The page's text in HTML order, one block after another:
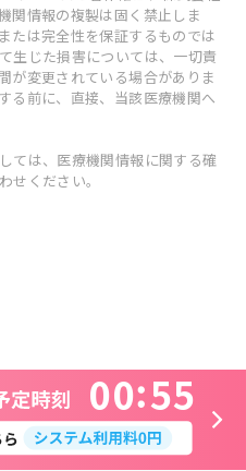
関情報の複製は固く禁止しま
たは完全性を保証するものでは
生じた損害については、一切責
が変更されている場合がありま
る前に、直接、当該医療機関へ
ては、医療機関情報に関する確
せください。
00 55